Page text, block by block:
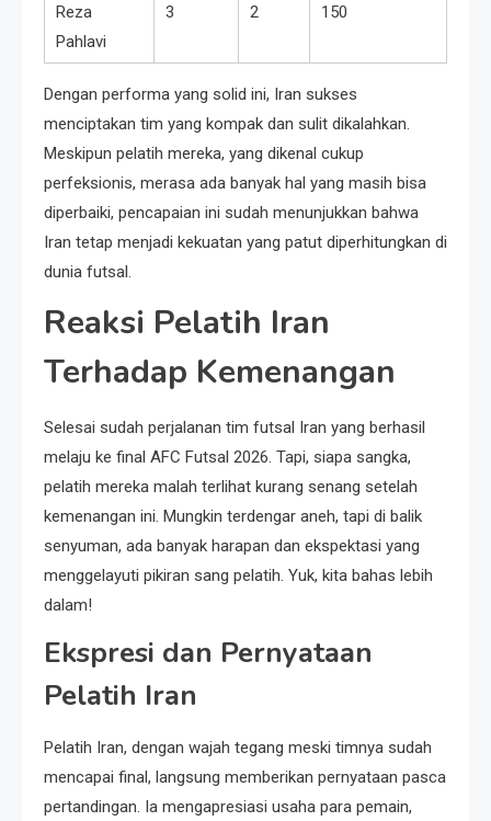
Reza
Pahlavi
3 2 150
Dengan performa yang solid ini, Iran sukses
menciptakan tim yang kompak dan sulit dikalahkan.
Meskipun pelatih mereka, yang dikenal cukup
perfeksionis, merasa ada banyak hal yang masih bisa
diperbaiki, pencapaian ini sudah menunjukkan bahwa
Iran tetap menjadi kekuatan yang patut diperhitungkan di
dunia futsal.
Reaksi Pelatih Iran
Terhadap Kemenangan
Selesai sudah perjalanan tim futsal Iran yang berhasil
melaju ke final AFC Futsal 2026. Tapi, siapa sangka,
pelatih mereka malah terlihat kurang senang setelah
kemenangan ini. Mungkin terdengar aneh, tapi di balik
senyuman, ada banyak harapan dan ekspektasi yang
menggelayuti pikiran sang pelatih. Yuk, kita bahas lebih
dalam!
Ekspresi dan Pernyataan
Pelatih Iran
Pelatih Iran, dengan wajah tegang meski timnya sudah
mencapai final, langsung memberikan pernyataan pasca
pertandingan. Ia mengapresiasi usaha para pemain,